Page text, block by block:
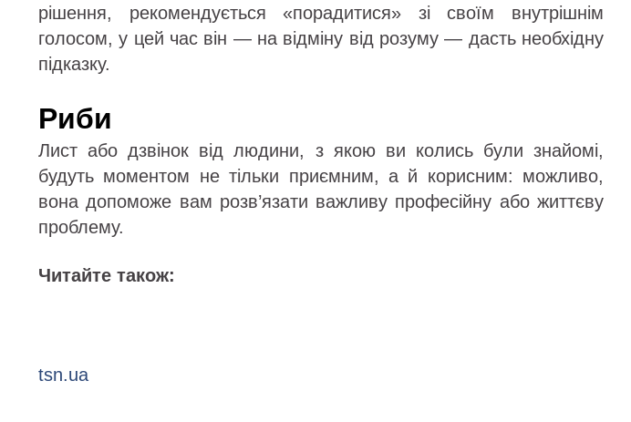
рішення, рекомендується «порадитися» зі своїм внутрішнім
голосом, у цей час він — на відміну від розуму — дасть необхідну
підказку.
Риби
Лист або дзвінок від людини, з якою ви колись були знайомі,
будуть моментом не тільки приємним, а й корисним: можливо,
вона допоможе вам розв’язати важливу професійну або життєву
проблему.
Читайте також:
tsn.ua